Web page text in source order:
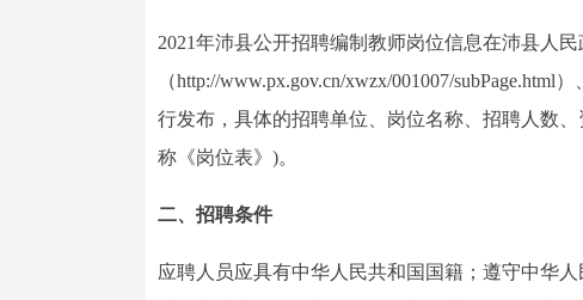
2021年沛县公开招聘编制教师岗位信息在沛县人
（http://www.px.gov.cn/xwzx/001007/
行发布，具体的招聘单位、岗位名称、招聘人数
称《岗位表》)。
二、招聘条件
应聘人员应具有中华人民共和国国籍；遵守中华